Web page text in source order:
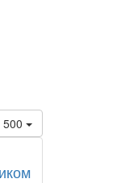
500